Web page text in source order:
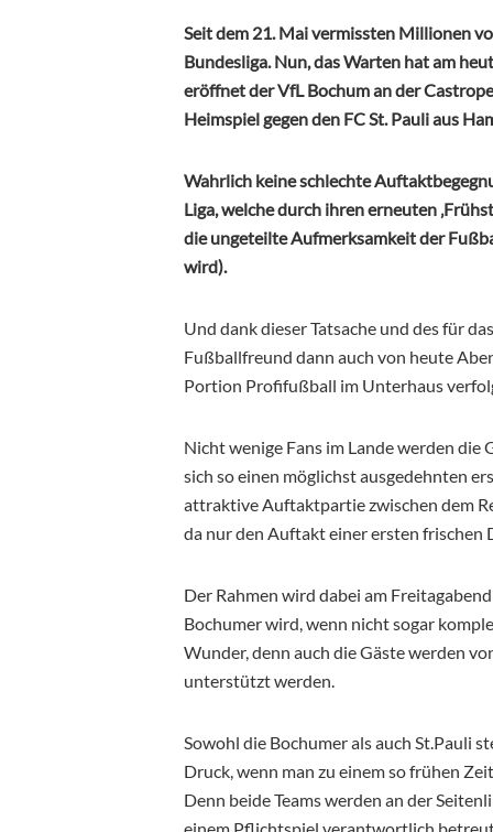
Seit dem 21. Mai vermissten Millionen
Bundesliga. Nun, das Warten hat am
eröffnet der VfL Bochum an der
Heimspiel gegen den FC St. Pauli aus
Wahrlich keine schlechte
Liga, welche durch ihren erneuten
die ungeteilte Aufmerksamkeit der
wird).
Und dank dieser Tatsache und des für
Fußballfreund dann auch von heute
Portion Profifußball im Unterhaus
Nicht wenige Fans im Lande werden
sich so einen möglichst ausgedehnten
attraktive Auftaktpartie zwischen dem
da nur den Auftakt einer ersten frischen
Der Rahmen wird dabei am
Bochumer wird, wenn nicht sogar
Wunder, denn auch die Gäste werden
unterstützt werden.
Sowohl die Bochumer als auch St.Pauli
Druck, wenn man zu einem so frühen
Denn beide Teams werden an der